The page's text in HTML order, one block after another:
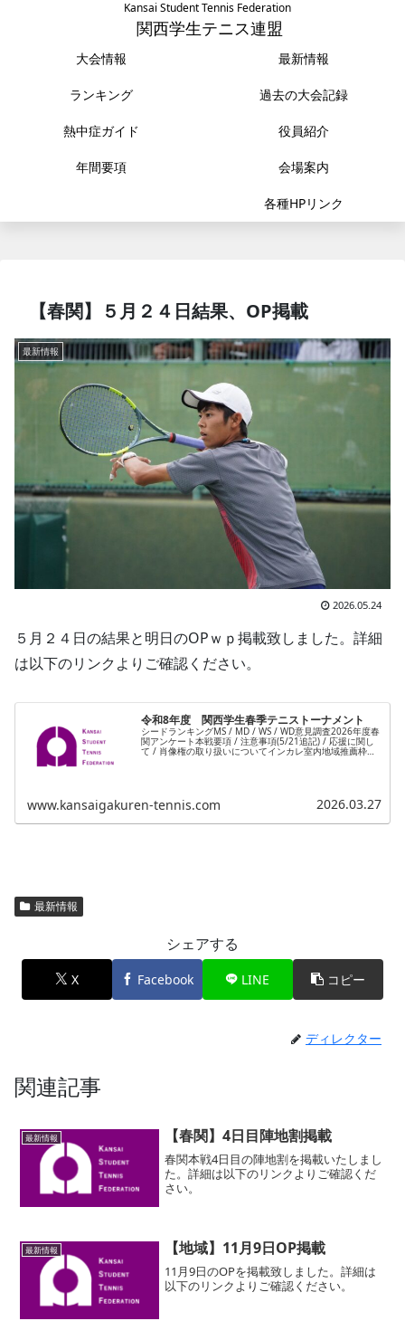
Kansai Student Tennis Federation
関西学生テニス連盟
大会情報 最新情報
ランキング 過去の大会記録
熱中症ガイド 役員紹介
年間要項 会場案内
各種HPリンク
【春関】５月２４日結果、OP掲載
最新情報
2026.05.24
５月２４日の結果と明日のOPｗｐ掲載致しました。詳細
は以下のリンクよりご確認ください。
令和8年度 関西学生春季テニストーナメント
シードランキングMS / MD / WS / WD意見調査2026年度春
関アンケート本戦要項 / 注意事項(5/21追記) / 応援に関し
て / 肖像権の取り扱いについてインカレ室内地域推薦枠数
www.kansaigakuren-tennis.com 2026.03.27
最新情報
シェアする
X Facebook LINE コピー
ディレクター
関連記事
最新情報 【春関】4日目陣地割掲載
春関本戦4日目の陣地割を掲載いたしまし
た。詳細は以下のリンクよりご確認くだ
さい。
最新情報 【地域】11月9日OP掲載
11月9日のOPを掲載致しました。詳細は
以下のリンクよりご確認ください。